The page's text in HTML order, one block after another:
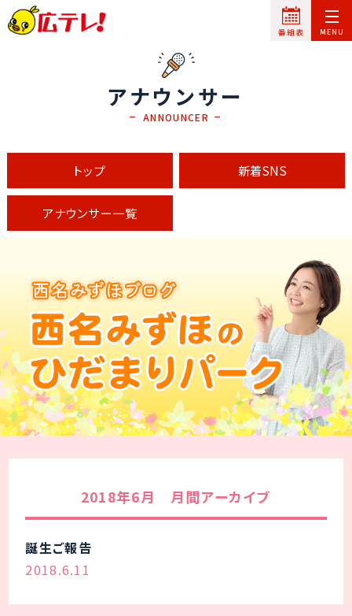
アナウンサー
ANNOUNCER
トップ 新着SNS
アナウンサー一覧
2018年6月 月間アーカイブ
誕生ご報告
2018.6.11